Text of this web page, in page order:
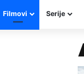
Filmovi Serije